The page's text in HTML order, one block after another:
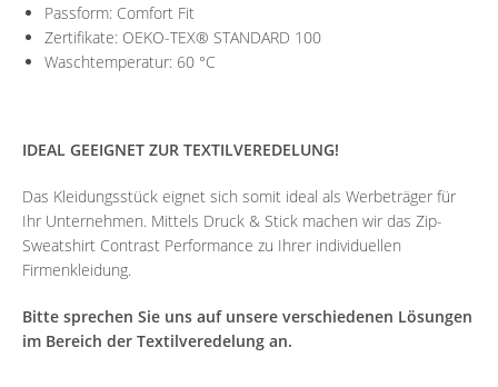
Passform: Comfort Fit
Zertifikate: OEKO-TEX® STANDARD 100
Waschtemperatur: 60 °C
IDEAL GEEIGNET ZUR TEXTILVEREDELUNG!
Das Kleidungsstück eignet sich somit ideal als Werbeträger für
Ihr Unternehmen. Mittels Druck & Stick machen wir das Zip-
Sweatshirt Contrast Performance zu Ihrer individuellen
Firmenkleidung.
Bitte sprechen Sie uns auf unsere verschiedenen Lösungen
im Bereich der Textilveredelung an.